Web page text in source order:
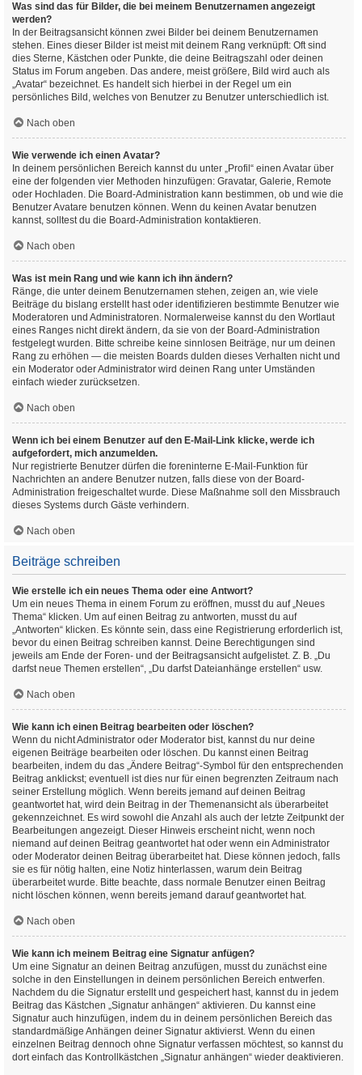
Was sind das für Bilder, die bei meinem Benutzernamen angezeigt
werden?
In der Beitragsansicht können zwei Bilder bei deinem Benutzernamen
stehen. Eines dieser Bilder ist meist mit deinem Rang verknüpft: Oft sind
dies Sterne, Kästchen oder Punkte, die deine Beitragszahl oder deinen
Status im Forum angeben. Das andere, meist größere, Bild wird auch als
„Avatar“ bezeichnet. Es handelt sich hierbei in der Regel um ein
persönliches Bild, welches von Benutzer zu Benutzer unterschiedlich ist.
Nach oben
Wie verwende ich einen Avatar?
In deinem persönlichen Bereich kannst du unter „Profil“ einen Avatar über
eine der folgenden vier Methoden hinzufügen: Gravatar, Galerie, Remote
oder Hochladen. Die Board-Administration kann bestimmen, ob und wie die
Benutzer Avatare benutzen können. Wenn du keinen Avatar benutzen
kannst, solltest du die Board-Administration kontaktieren.
Nach oben
Was ist mein Rang und wie kann ich ihn ändern?
Ränge, die unter deinem Benutzernamen stehen, zeigen an, wie viele
Beiträge du bislang erstellt hast oder identifizieren bestimmte Benutzer wie
Moderatoren und Administratoren. Normalerweise kannst du den Wortlaut
eines Ranges nicht direkt ändern, da sie von der Board-Administration
festgelegt wurden. Bitte schreibe keine sinnlosen Beiträge, nur um deinen
Rang zu erhöhen — die meisten Boards dulden dieses Verhalten nicht und
ein Moderator oder Administrator wird deinen Rang unter Umständen
einfach wieder zurücksetzen.
Nach oben
Wenn ich bei einem Benutzer auf den E-Mail-Link klicke, werde ich
aufgefordert, mich anzumelden.
Nur registrierte Benutzer dürfen die foreninterne E-Mail-Funktion für
Nachrichten an andere Benutzer nutzen, falls diese von der Board-
Administration freigeschaltet wurde. Diese Maßnahme soll den Missbrauch
dieses Systems durch Gäste verhindern.
Nach oben
Beiträge schreiben
Wie erstelle ich ein neues Thema oder eine Antwort?
Um ein neues Thema in einem Forum zu eröffnen, musst du auf „Neues
Thema“ klicken. Um auf einen Beitrag zu antworten, musst du auf
„Antworten“ klicken. Es könnte sein, dass eine Registrierung erforderlich ist,
bevor du einen Beitrag schreiben kannst. Deine Berechtigungen sind
jeweils am Ende der Foren- und der Beitragsansicht aufgelistet. Z. B. „Du
darfst neue Themen erstellen“, „Du darfst Dateianhänge erstellen“ usw.
Nach oben
Wie kann ich einen Beitrag bearbeiten oder löschen?
Wenn du nicht Administrator oder Moderator bist, kannst du nur deine
eigenen Beiträge bearbeiten oder löschen. Du kannst einen Beitrag
bearbeiten, indem du das „Ändere Beitrag“-Symbol für den entsprechenden
Beitrag anklickst; eventuell ist dies nur für einen begrenzten Zeitraum nach
seiner Erstellung möglich. Wenn bereits jemand auf deinen Beitrag
geantwortet hat, wird dein Beitrag in der Themenansicht als überarbeitet
gekennzeichnet. Es wird sowohl die Anzahl als auch der letzte Zeitpunkt der
Bearbeitungen angezeigt. Dieser Hinweis erscheint nicht, wenn noch
niemand auf deinen Beitrag geantwortet hat oder wenn ein Administrator
oder Moderator deinen Beitrag überarbeitet hat. Diese können jedoch, falls
sie es für nötig halten, eine Notiz hinterlassen, warum dein Beitrag
überarbeitet wurde. Bitte beachte, dass normale Benutzer einen Beitrag
nicht löschen können, wenn bereits jemand darauf geantwortet hat.
Nach oben
Wie kann ich meinem Beitrag eine Signatur anfügen?
Um eine Signatur an deinen Beitrag anzufügen, musst du zunächst eine
solche in den Einstellungen in deinem persönlichen Bereich entwerfen.
Nachdem du die Signatur erstellt und gespeichert hast, kannst du in jedem
Beitrag das Kästchen „Signatur anhängen“ aktivieren. Du kannst eine
Signatur auch hinzufügen, indem du in deinem persönlichen Bereich das
standardmäßige Anhängen deiner Signatur aktivierst. Wenn du einen
einzelnen Beitrag dennoch ohne Signatur verfassen möchtest, so kannst du
dort einfach das Kontrollkästchen „Signatur anhängen“ wieder deaktivieren.